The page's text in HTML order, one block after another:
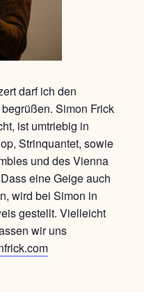
darf ich den
Simon Frick
ist umtriebig in
Strinquantet, sowie
und des Vienna
eine Geige auch
wird bei Simon in
gestellt. Vielleicht
wir uns